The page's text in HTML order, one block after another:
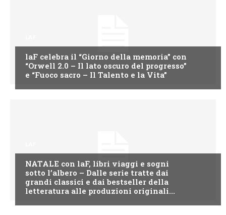
laF celebra il “Giorno della memoria” con
“Orwell 2.0 – Il lato oscuro del progresso”
e “Fuoco sacro – Il Talento e la Vita”
NATALE con laF, libri viaggi e sogni
sotto l’albero – Dalle serie tratte dai
grandi classici e dai bestseller della
letteratura alle produzioni originali...